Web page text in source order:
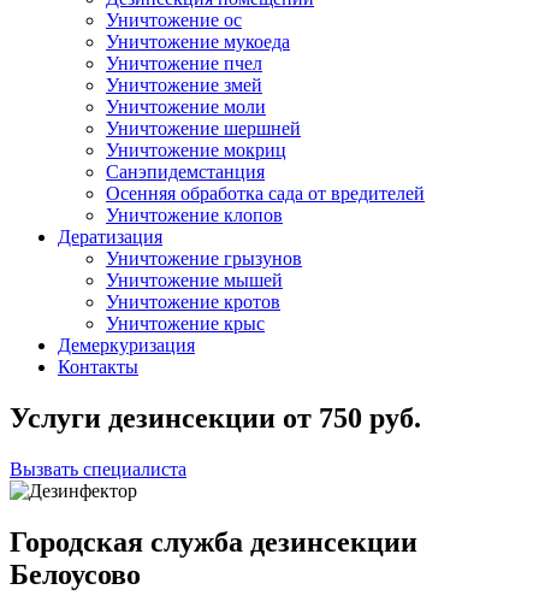
Уничтожение ос
Уничтожение мукоеда
Уничтожение пчел
Уничтожение змей
Уничтожение моли
Уничтожение шершней
Уничтожение мокриц
Санэпидемстанция
Осенняя обработка сада от вредителей
Уничтожение клопов
Дератизация
Уничтожение грызунов
Уничтожение мышей
Уничтожение кротов
Уничтожение крыс
Демеркуризация
Контакты
Услуги дезинсекции от 750 руб.
Вызвать специалиста
Городская служба дезинсекции
Белоусово